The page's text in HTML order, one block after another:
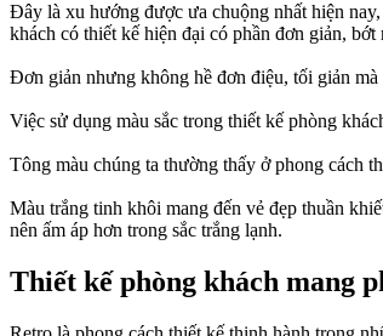
Đây là xu hướng được ưa chuộng nhất hiện
khách có thiết kế hiện đại có phần đơn giản,
Đơn giản nhưng không hề đơn điệu, tối giản mà
Việc sử dụng màu sắc trong thiết kế phòng
Tông màu chúng ta thường thấy ở phong cách
Màu trắng tinh khôi mang đến vẻ đẹp thuần
nên ấm áp hơn trong sắc trắng lạnh.
Thiết kế phòng khách mang